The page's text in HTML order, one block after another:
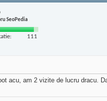
SeoPedia
111
acu, am 2 vizite de lucru dracu.